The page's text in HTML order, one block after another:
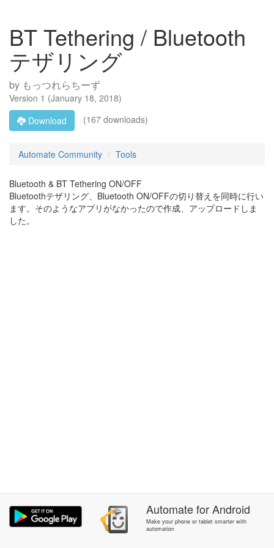
BT Tethering / Bluetooth
テザリング
by もっつれらちーず
Version 1 (January 18, 2018)
Download
(167 downloads)
Automate Community Tools
Bluetooth & BT Tethering ON/OFF
Bluetoothテザリング、Bluetooth ON/OFFの切り替えを同時に行い
ます。そのようなアプリがなかったので作成、アップロードしま
した。
AutomateforAndroid
Make your phone or tablet smarter with
automation